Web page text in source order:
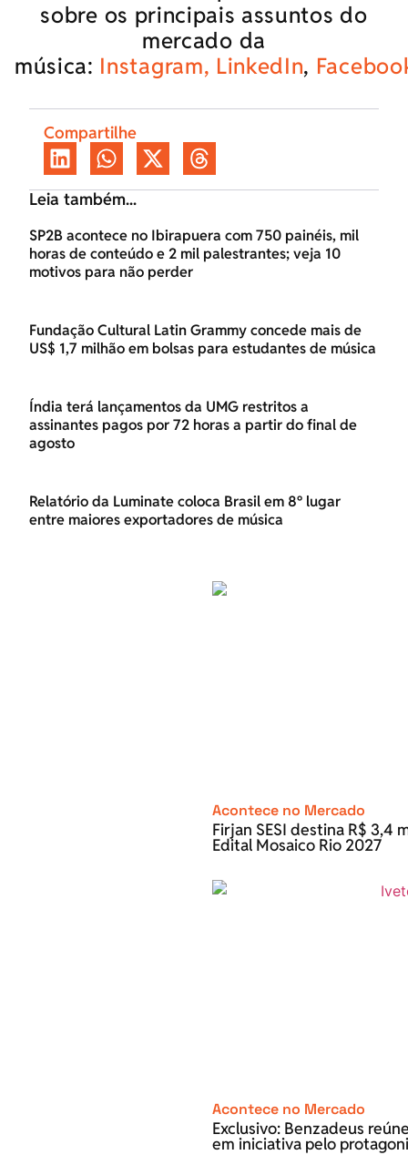
sobre os principais assuntos do
mercado da
música: Instagram, LinkedIn,
Compartilhe
Leia também...
SP2B acontece no Ibirapuera com 750 painéis, mil
horas de conteúdo e 2 mil palestrantes; veja 10
motivos para não perder
Fundação Cultural Latin Grammy concede mais de
US$ 1,7 milhão em bolsas para estudantes de música
Índia terá lançamentos da UMG restritos a
assinantes pagos por 72 horas a partir do final de
agosto
Relatório da Luminate coloca Brasil em 8º lugar
entre maiores exportadores de música
Acontece no Mercado
Firjan SESI destina R$ 3,4
Edital Mosaico Rio 2027
Acontece no Mercado
Exclusivo: Benzadeus
em iniciativa pelo